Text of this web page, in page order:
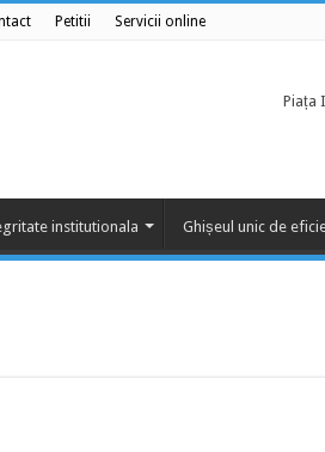
Petitii Servicii online
Piața
institutionala Ghișeul unic de